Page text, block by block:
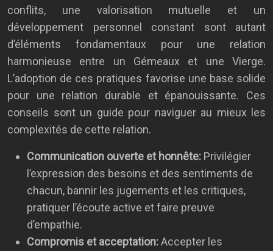
conflits, une valorisation mutuelle et un
développement personnel constant sont autant
d’éléments fondamentaux pour une relation
harmonieuse entre un Gémeaux et une Vierge.
L’adoption de ces pratiques favorise une base solide
pour une relation durable et épanouissante. Ces
conseils sont un guide pour naviguer au mieux les
complexités de cette relation.
Communication ouverte et honnête: Privilégier
l’expression des besoins et des sentiments de
chacun, bannir les jugements et les critiques,
pratiquer l’écoute active et faire preuve
d’empathie.
Compromis et acceptation:Accepter les